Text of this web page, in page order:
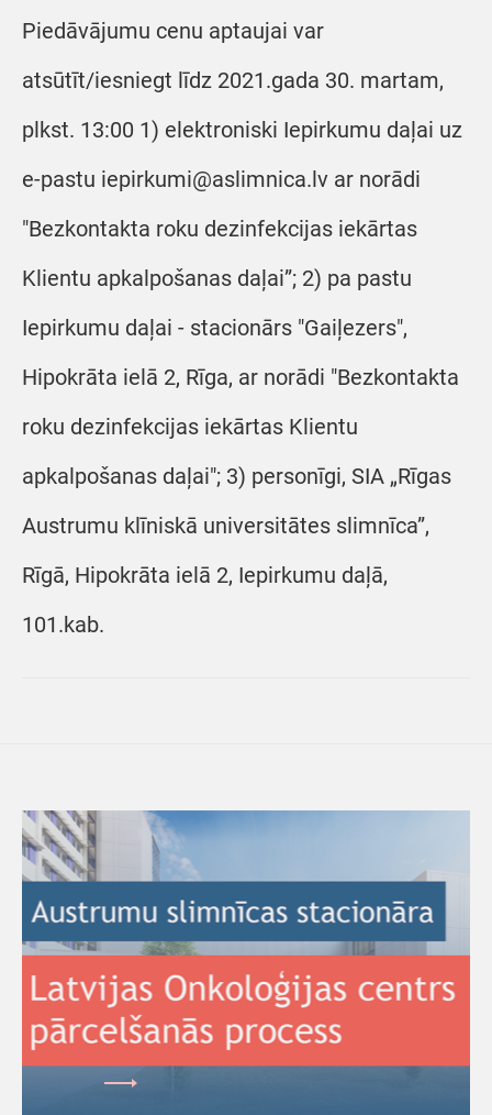
Piedāvājumu cenu aptaujai var
atsūtīt/iesniegt līdz 2021.gada 30. martam,
plkst. 13:00 1) elektroniski Iepirkumu daļai uz
e-pastu iepirkumi@aslimnica.lv ar norādi
"Bezkontakta roku dezinfekcijas iekārtas
Klientu apkalpošanas daļai”; 2) pa pastu
Iepirkumu daļai - stacionārs "Gaiļezers",
Hipokrāta ielā 2, Rīga, ar norādi "Bezkontakta
roku dezinfekcijas iekārtas Klientu
apkalpošanas daļai"; 3) personīgi, SIA „Rīgas
Austrumu klīniskā universitātes slimnīca”,
Rīgā, Hipokrāta ielā 2, Iepirkumu daļā,
101.kab.